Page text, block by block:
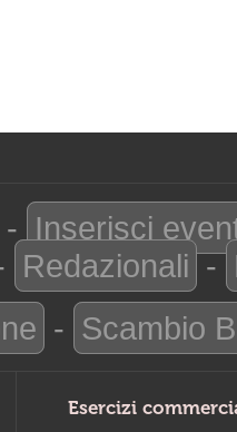
- Inserisci
Redazionali -
- Scambio
Esercizi